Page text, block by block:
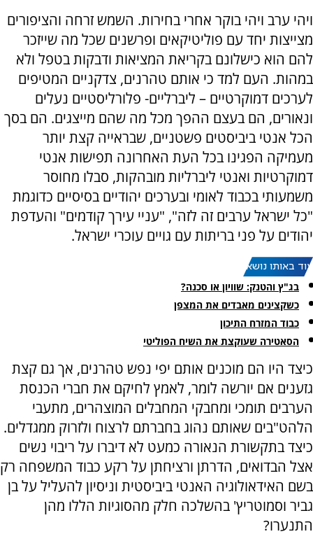
ויהי ערב ויהי בוקר אחרי בחירות. השמש זרחה והציפורים
מצייצות יחד עם פוליטיקאים ופרשנים שכל מה שייזכר
להם הוא כישלונם בקריאת המציאות ודבקות בטפל ולא
במהות. העם למד כי אותם טהרנים, צדקניים המטיפים
לערכים דמוקרטיים – ליברליים- פלורליסטיים נעלים
ונאורים, הם בעצם ההפך מכל מה שהם מייצגים. הם בסך
הכל אנטי ביביסטים פשטניים, שבראייה קצת יותר
מעמיקה הפגינו בכל העת האחרונה תפישות אנטי
דמוקרטיות ואנטי ליברליות מובהקות, סבלו מחוסר
משמעותי בכבוד לאומי ובערכים יהודיים בסיסיים כדוגמת
"כל ישראל ערבים זה לזה", "עניי עירך קודמים" והעדפת
יהודים על פני בריתות עם גויים עוכרי ישראל.
עוד באותו נושא:
בג"ץ והטנק: שוויון או סכנה?
כשקצינים מאבדים את המצפן
כבוד המזרח התיכון
הסאטירה שעוקצת את השיח הפוליטי
כיצד היו הם מוכנים אותם יפי נפש טהרנים, אך גם קצת
גזענים אם יורשה לומר, לאמץ לחיקם את חברי הכנסת
הערבים תומכי ומחבקי המחבלים המוצהרים, מתעבי
הלהט"בים שאותם נהוג בחברתם לרצוח ולזרוק ממגדלים.
כיצד בתקשורת הנאורה כמעט לא דיברו על ריבוי נשים
אצל הבדואים, הדרתן ורציחתן על רקע כבוד המשפחה רק
בשם האידאולוגיה האנטי ביביסטית וניסיון להעליל על בן
גביר וסמוטריץ' בהשלכה חלק מהסוגיות הללו מהן
התנערו?